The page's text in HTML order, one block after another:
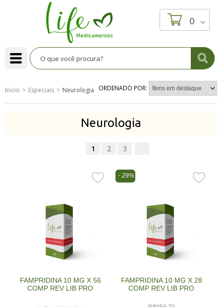
0
ORDENADO POR:
Inicio Especiais Neurologia
Neurologia
1 2 3
FAMPRIDINA 10 MG X 56
COMP REV LIB PRO
29%
FAMPRIDINA 10 MG X 28
COMP REV LIB PRO